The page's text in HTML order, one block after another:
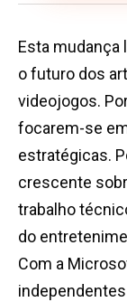
Esta
o futuro dos
videojogos.
focarem-se
estratégicas.
crescente
trabalho
do
Com a